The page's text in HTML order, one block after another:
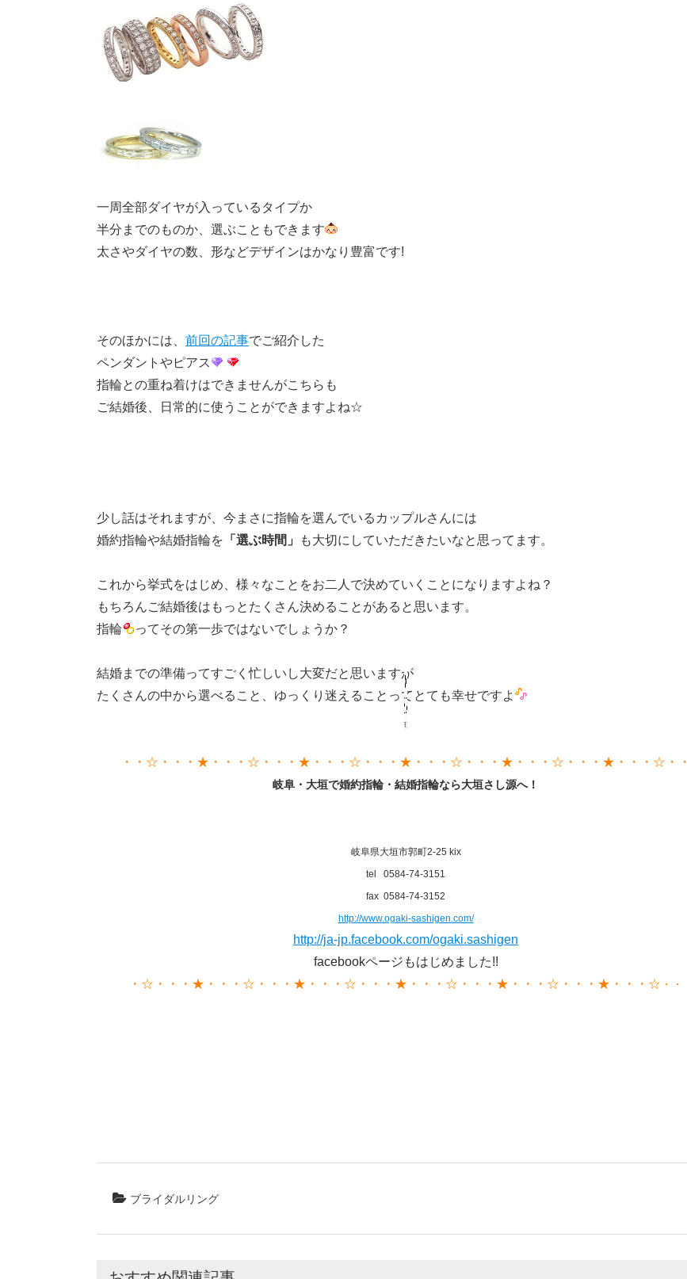
一周全部ダイヤが入っているタイプか
半分までのものか、選ぶこともできます
太さやダイヤの数、形などデザインはかなり豊富です!
そのほかには、 前回の記事でご紹介した
ペンダントやピアス
指輪との重ね着けはできませんがこちらも
ご結婚後、日常的に使うことができますよね☆
少し話はそれますが、今まさに指輪を選んでいるカップルさんには
婚約指輪や結婚指輪を 「選ぶ時間」 も大切にしていただきたいなと思ってます。
これから挙式をはじめ、様々なことをお二人で決めていくことになりますよね？
もちろんご結婚後はもっとたくさん決めることがあると思います。
指輪
ってその第一歩ではないでしょうか？
結婚までの準備ってすごく忙しいし大変だと思いますが
たくさんの中から選べること、ゆっくり迷えることってとても幸せですよ
・・☆・・・★・・・☆・・・★・・・☆・・・★・・・☆・・・★・・・☆・・・★・・・☆・・
岐阜・大垣で婚約指輪・結婚指輪なら大垣さし源へ！
岐阜県大垣市郭町2-25 kix
tel 0584-74-3151
fax 0584-74-3152
http://www.ogaki-sashigen.com/
http://ja-jp.facebook.com/ogaki.sashigen
facebookページもはじめました!!
・☆・・・★・・・☆・・・★・・・☆・・・★・・・☆・・・★・・・☆・・・★・・・☆ ・ ・
ブライダルリング